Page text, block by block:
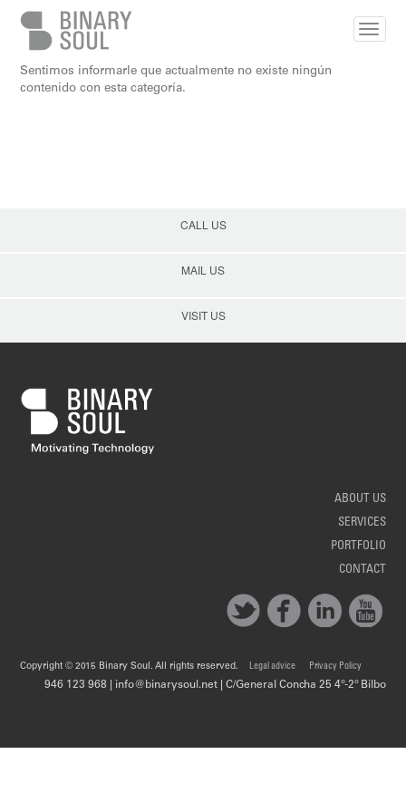
Skip to main content
Sentimos informarle que actualmente no existe ningún
contenido con esta categoría.
CALL US
MAIL US
VISIT US
ABOUT US
SERVICES
PORTFOLIO
CONTACT
Copyright © 2015 Binary Soul. All rights reserved. Legal advice Privacy Policy
946 123 968 | info@binarysoul.net | C/General Concha 25 4º-2º Bilbo